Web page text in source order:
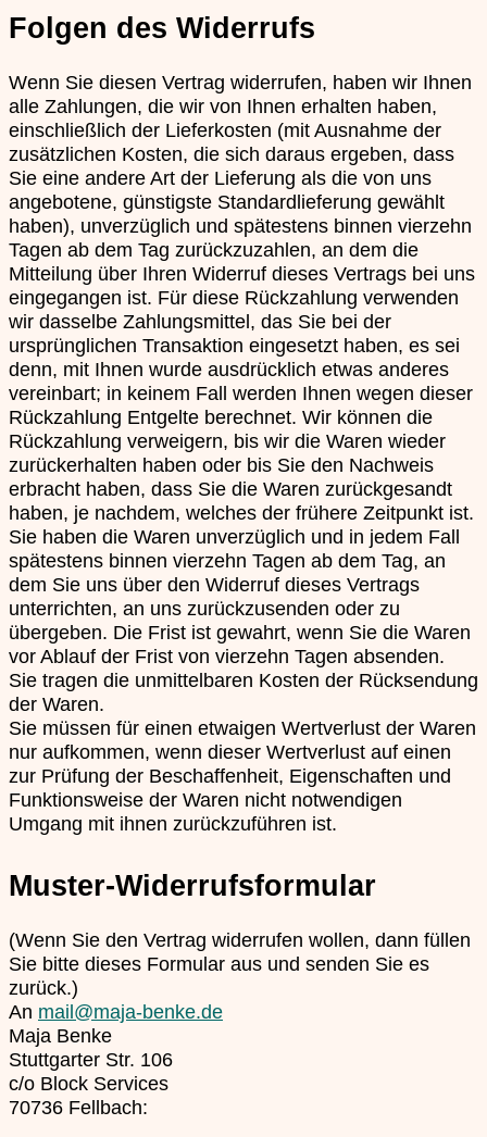
Folgen des Widerrufs
Wenn Sie diesen Vertrag widerrufen, haben wir Ihnen
alle Zahlungen, die wir von Ihnen erhalten haben,
einschließlich der Lieferkosten (mit Ausnahme der
zusätzlichen Kosten, die sich daraus ergeben, dass
Sie eine andere Art der Lieferung als die von uns
angebotene, günstigste Standardlieferung gewählt
haben), unverzüglich und spätestens binnen vierzehn
Tagen ab dem Tag zurückzuzahlen, an dem die
Mitteilung über Ihren Widerruf dieses Vertrags bei uns
eingegangen ist. Für diese Rückzahlung verwenden
wir dasselbe Zahlungsmittel, das Sie bei der
ursprünglichen Transaktion eingesetzt haben, es sei
denn, mit Ihnen wurde ausdrücklich etwas anderes
vereinbart; in keinem Fall werden Ihnen wegen dieser
Rückzahlung Entgelte berechnet. Wir können die
Rückzahlung verweigern, bis wir die Waren wieder
zurückerhalten haben oder bis Sie den Nachweis
erbracht haben, dass Sie die Waren zurückgesandt
haben, je nachdem, welches der frühere Zeitpunkt ist.
Sie haben die Waren unverzüglich und in jedem Fall
spätestens binnen vierzehn Tagen ab dem Tag, an
dem Sie uns über den Widerruf dieses Vertrags
unterrichten, an uns zurückzusenden oder zu
übergeben. Die Frist ist gewahrt, wenn Sie die Waren
vor Ablauf der Frist von vierzehn Tagen absenden.
Sie tragen die unmittelbaren Kosten der Rücksendung
der Waren.
Sie müssen für einen etwaigen Wertverlust der Waren
nur aufkommen, wenn dieser Wertverlust auf einen
zur Prüfung der Beschaffenheit, Eigenschaften und
Funktionsweise der Waren nicht notwendigen
Umgang mit ihnen zurückzuführen ist.
Muster-Widerrufsformular
(Wenn Sie den Vertrag widerrufen wollen, dann füllen
Sie bitte dieses Formular aus und senden Sie es
zurück.)
An mail@maja-benke.de
Maja Benke
Stuttgarter Str. 106
c/o Block Services
70736 Fellbach: